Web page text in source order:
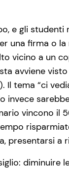
e gli
una firma o
vicino a un
avviene
Il tema “ci
invece
vincono il
presentarsi
diminuire